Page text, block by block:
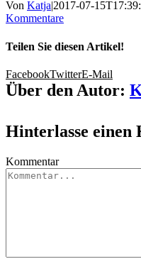
Von Katja|2017-07-
Kommentare
Teilen Sie diesen Artikel!
FacebookTwitterE-Mail
Über den Autor:
Hinterlasse einen
Kommentar